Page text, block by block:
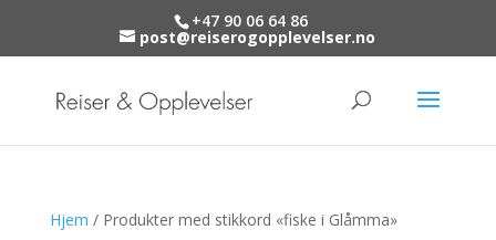
+47 90 06 64 86
post@reiserogopplevelser.no
Hjem / Produkter med stikkord «fiske i Glåmma»